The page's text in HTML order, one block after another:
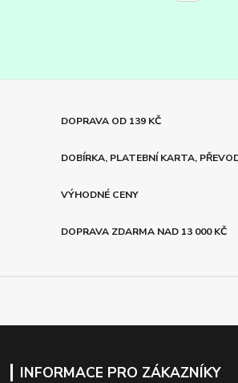
DOPRAVA OD 139 KČ
DOBÍRKA, PLATEBNÍ KARTA,
VÝHODNÉ CENY
DOPRAVA ZDARMA NAD 13 000 KČ
INFORMACE PRO ZÁKAZNÍKY